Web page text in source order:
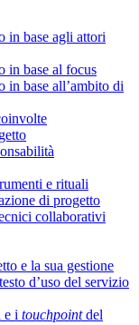
in base agli attori
in base al focus
in base all’ambito di
e rituali
di progetto
collaborativi
e la sua gestione
d’uso del servizio
e i touchpointdel